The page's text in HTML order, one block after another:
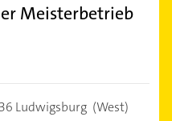
Meisterbetrieb
Ludwigsburg (West)